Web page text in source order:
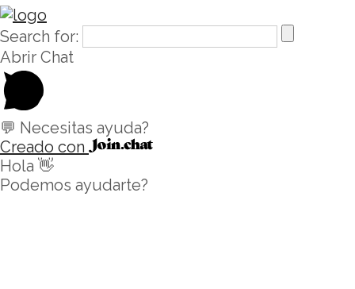
Search for:
Abrir Chat
💬 Necesitas ayuda?
Creado con
Hola 👋
Podemos ayudarte?